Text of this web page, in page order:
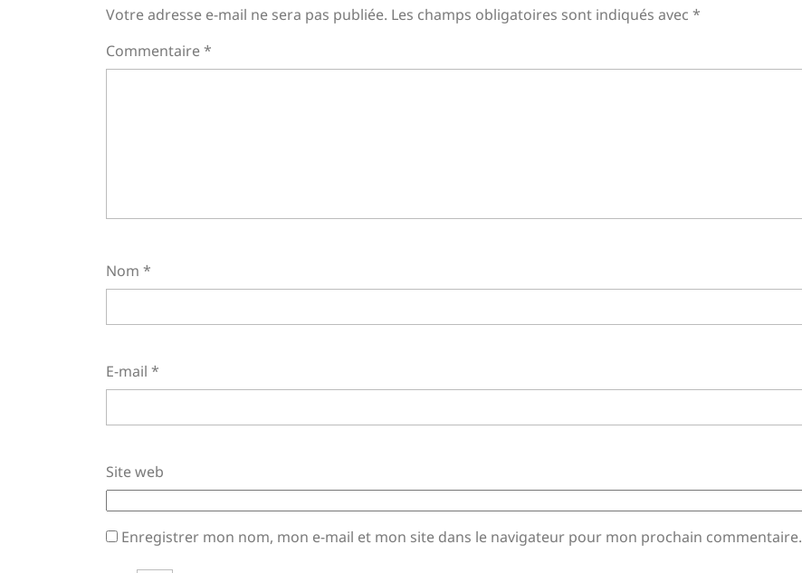
Votre adresse e-mail ne sera pas publiée. Les champs obligatoires sont indiqués avec *
Commentaire*
Nom *
E-mail *
Site web
Enregistrer mon nom, mon e-mail et mon site dans le navigateur pour mon prochain commentaire.